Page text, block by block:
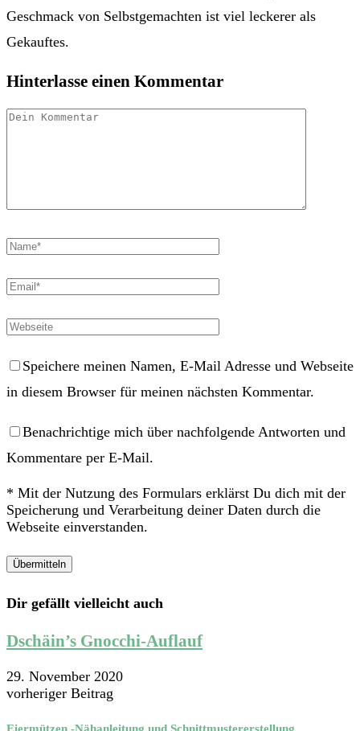
Geschmack von Selbstgemachten ist viel leckerer als
Gekauftes.
Hinterlasse einen Kommentar
Speichere meinen Namen, E-Mail Adresse und Webseite
in diesem Browser für meinen nächsten Kommentar.
Benachrichtige mich über nachfolgende Antworten und
Kommentare per E-Mail.
* Mit der Nutzung des Formulars erklärst Du dich mit der
Speicherung und Verarbeitung deiner Daten durch die
Webseite einverstanden.
Dir gefällt vielleicht auch
Dschäin’s Gnocchi-Auflauf
29. November 2020
vorheriger Beitrag